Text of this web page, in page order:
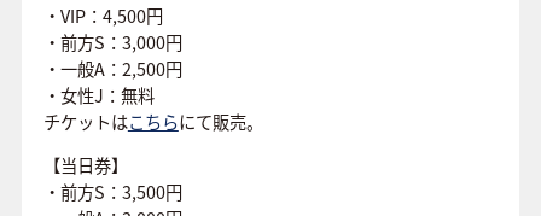
・VIP：4,500円
・前方S：3,000円
・一般A：2,500円
・女性J：無料
チケットはこちらにて販売。
【当日券】
・前方S：3,500円